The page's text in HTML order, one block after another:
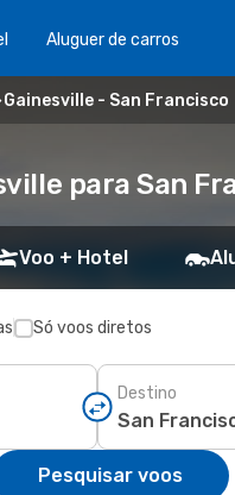
Aluguer de carros
Gainesville - San Francisco
para San
Voo + Hotel
Só voos diretos
Destino
Pesquisar voos